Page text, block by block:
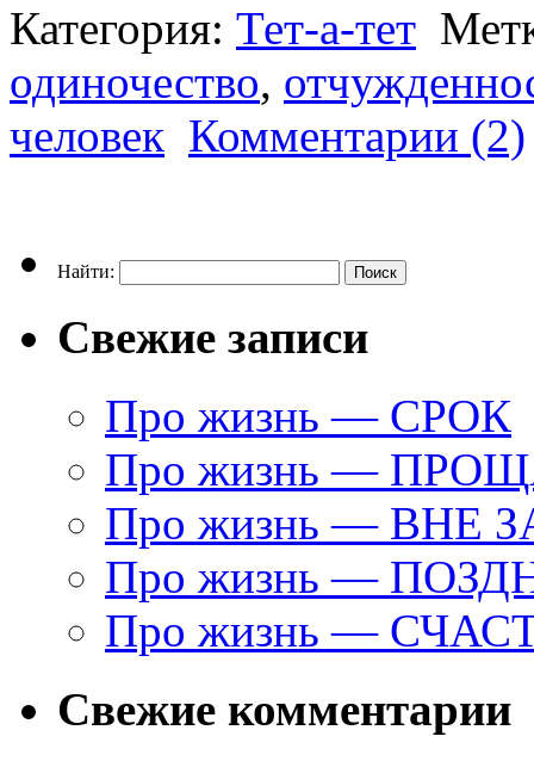
Категория: Тет-а-тет
одиночество,
человек Комментарии (2)
Найти:
Свежие записи
Про жизнь — СРОК
Про жизнь —
Про жизнь — ВНЕ
Про жизнь —
Про жизнь —
Свежие комментарии